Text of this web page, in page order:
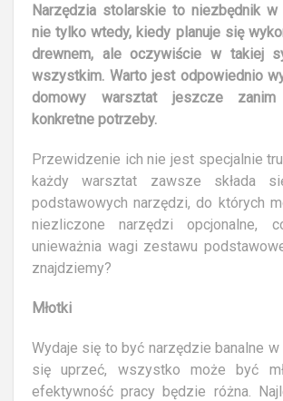
Narzędzia stolarskie to niezbędnik w
nie tylko wtedy, kiedy planuje się
drewnem, ale oczywiście w takiej
wszystkim. Warto jest odpowiednio
domowy warsztat jeszcze
konkretne potrzeby.
Przewidzenie ich nie jest specjalnie
każdy warsztat zawsze składa
podstawowych narzędzi, do których
niezliczone narzędzi opcjonalne,
unieważnia wagi zestawu
znajdziemy?
Młotki
Wydaje się to być narzędzie banalne
się uprzeć, wszystko może być
efektywność pracy będzie różna.